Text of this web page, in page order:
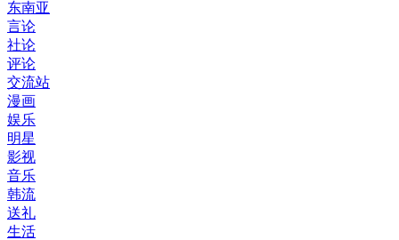
东南亚
言论
社论
评论
交流站
漫画
娱乐
明星
影视
音乐
韩流
送礼
生活